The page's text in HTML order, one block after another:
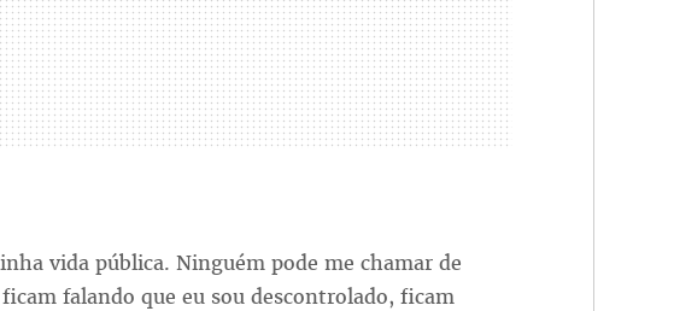
vida pública. Ninguém pode me chamar de
falando que eu sou descontrolado, ficam